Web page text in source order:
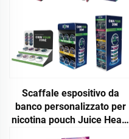
Scaffale espositivo da
banco personalizzato per
nicotina pouch Juice Head,